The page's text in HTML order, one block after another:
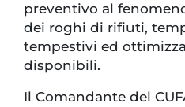
preventivo al
dei roghi di rifiuti,
tempestivi ed
disponibili.
Il Comandante del